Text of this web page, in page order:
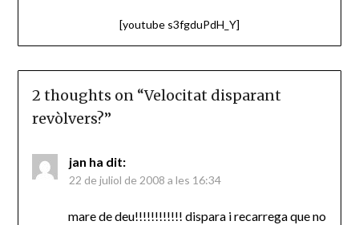
[youtube s3fgduPdH_Y]
2 thoughts on “Velocitat disparant
revòlvers?”
jan ha dit:
22 de juliol de 2008 a les 16:34
mare de deu!!!!!!!!!!!! dispara i recarrega que no